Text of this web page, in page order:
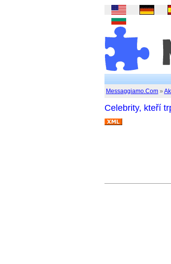
Messaggiamo.Com »
Celebrity, kteří